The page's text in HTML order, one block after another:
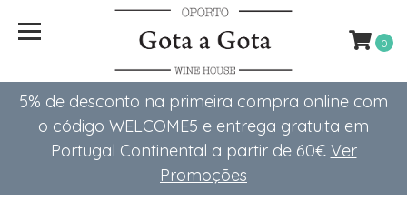
5% de desconto na primeira compra online com
o código WELCOME5 e entrega gratuita em
Portugal Continental a partir de 60€ Ver
Promoções
0